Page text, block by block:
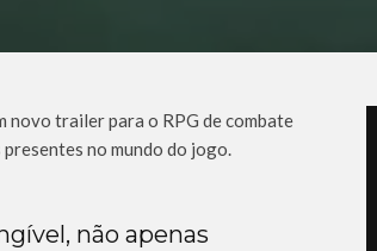
novo trailer para o RPG de combate
no mundo do jogo.
não apenas